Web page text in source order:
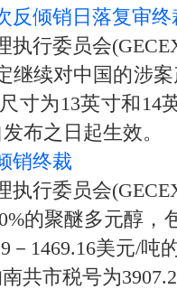
反倾销日落复审终
行委员会
续对中国的涉
寸为13英寸和14
布之日起生效。
销终裁
行委员会
的聚醚多元醇
1469.16美元/
共市税号为